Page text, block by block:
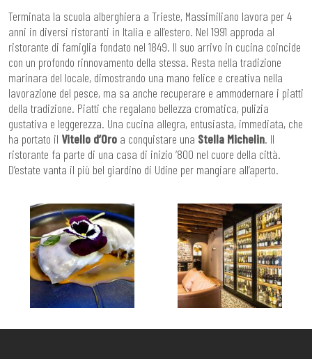
Terminata la scuola alberghiera a Trieste, Massimiliano lavora per 4
anni in diversi ristoranti in Italia e all’estero. Nel 1991 approda al
ristorante di famiglia fondato nel 1849. Il suo arrivo in cucina coincide
con un profondo rinnovamento della stessa. Resta nella tradizione
marinara del locale, dimostrando una mano felice e creativa nella
lavorazione del pesce, ma sa anche recuperare e ammodernare i piatti
della tradizione. Piatti che regalano bellezza cromatica, pulizia
gustativa e leggerezza. Una cucina allegra, entusiasta, immediata, che
ha portato il Vitello d’Oro a conquistare una Stella Michelin. Il
ristorante fa parte di una casa di inizio ‘800 nel cuore della città.
D’estate vanta il più bel giardino di Udine per mangiare all’aperto.